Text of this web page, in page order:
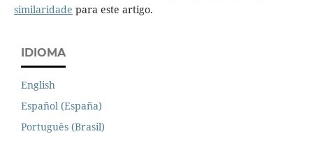
similaridade para este artigo.
IDIOMA
English
Español (España)
Português (Brasil)